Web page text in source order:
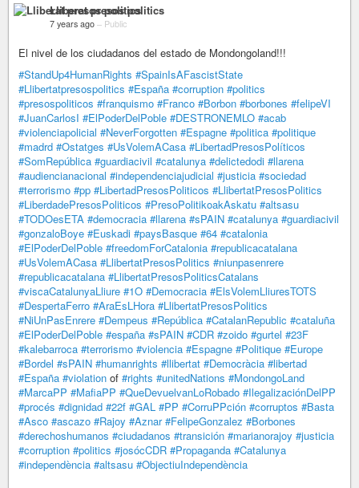
Lliberat presos politics
7 years ago – Public
El nivel de los ciudadanos del estado de Mondongoland!!!
#StandUp4HumanRights #SpainIsAFascistState
#Llibertatpresospolitics #España #corruption #politics
#presospoliticos #franquismo #Franco #Borbon #borbones #felipeVI
#JuanCarlosI #ElPoderDelPoble #DESTRONEMLO #acab
#violenciapolicial #NeverForgotten #Espagne #politica #politique
#madrd #Ostatges #UsVolemACasa #LibertadPresosPolíticos
#SomRepública #guardiacivil #catalunya #delictedodi #llarena
#audiencianacional #independenciajudicial #justicia #sociedad
#terrorismo #pp #LibertadPresosPoliticos #LlibertatPresosPolitics
#LiberdadePresosPoliticos #PresoPolitikoakAskatu #altsasu
#TODOesETA #democracia #llarena #sPAIN #catalunya #guardiacivil
#gonzaloBoye #Euskadi #paysBasque #64 #catalonia
#ElPoderDelPoble #freedomForCatalonia #republicacatalana
#UsVolemACasa #LlibertatPresosPolitics #niunpasenrere
#republicacatalana #LlibertatPresosPoliticsCatalans
#viscaCatalunyaLliure #1O #Democracia #ElsVolemLliuresTOTS
#DespertaFerro #AraEsLHora #LlibertatPresosPolitics
#NiUnPasEnrere #Dempeus #República #CatalanRepublic #cataluña
#ElPoderDelPoble #españa #sPAIN #CDR #zoido #gurtel #23F
#kalebarroca #terrorismo #violencia #Espagne #Politique #Europe
#Bordel #sPAIN #humanrights #llibertat #Democràcia #libertad
#España #violation of #rights #unitedNations #MondongoLand
#MarcaPP #MafiaPP #QueDevuelvanLoRobado #IlegalizaciónDelPP
#procés #dignidad #22f #GAL #PP #CorruPPción #corruptos #Basta
#Asco #ascazo #Rajoy #Aznar #FelipeGonzalez #Borbones
#derechoshumanos #ciudadanos #transición #marianorajoy #justicia
#corruption #politics #josócCDR #Propaganda #Catalunya
#independència #altsasu #ObjectiuIndependència